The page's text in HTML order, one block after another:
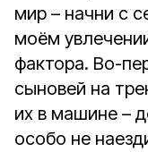
мир – начни с
моём
фактора. Во-
сыновей на
их в машине –
особо не